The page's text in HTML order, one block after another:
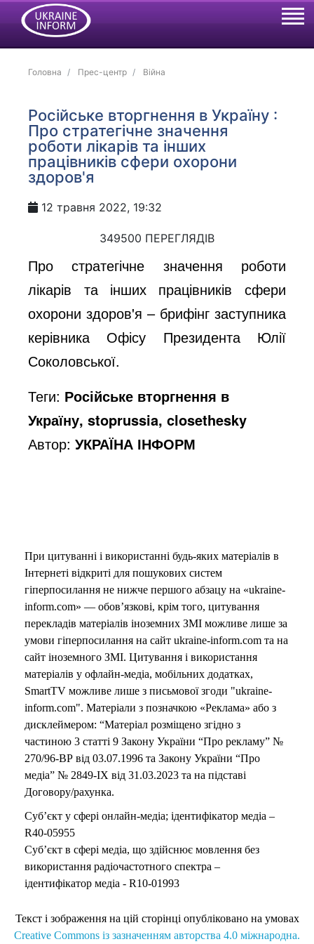
Головна Прес-центр Війна
Російське вторгнення в Україну :
Про стратегічне значення
роботи лікарів та інших
працівників сфери охорони
здоров'я
12 травня 2022, 19:32
349500 ПЕРЕГЛЯДІВ
Про стратегічне значення роботи
лікарів та інших працівників сфери
охорони здоров'я – брифінг заступника
керівника Офісу Президента Юлії
Соколовської.
Теги: Російське вторгнення в
Україну, stoprussia, closethesky
Автор:УКРАЇНА ІНФОРМ
При цитуванні і використанні будь-яких матеріалів в
Інтернеті відкриті для пошукових систем
гіперпосилання не нижче першого абзацу на «ukraine-
inform.com» — обов’язкові, крім того, цитування
перекладів матеріалів іноземних ЗМІ можливе лише за
умови гіперпосилання на сайт ukraine-inform.com та на
сайт іноземного ЗМІ. Цитування і використання
матеріалів у офлайн-медіа, мобільних додатках,
SmartTV можливе лише з письмової згоди "ukraine-
inform.com". Матеріали з позначкою «Реклама» або з
дисклеймером: “Матеріал розміщено згідно з
частиною 3 статті 9 Закону України “Про рекламу” №
270/96-ВР від 03.07.1996 та Закону України “Про
медіа” № 2849-IX від 31.03.2023 та на підставі
Договору/рахунка.
Суб’єкт у сфері онлайн-медіа; ідентифікатор медіа –
R40-05955
Суб’єкт в сфері медіа, що здійснює мовлення без
використання радіочастотного спектра –
ідентифікатор медіа - R10-01993
Текст і зображення на цій сторінці опубліковано на умовах
Creative Commons із зазначенням авторства 4.0 міжнародна.